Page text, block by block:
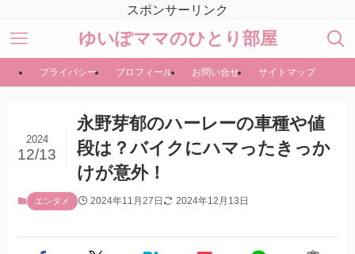
スポンサーリンク
ゆいぽママのひとり部屋
プライバシー プロフィール お問い合せ サイトマップ
永野芽郁のハーレーの車種や値
段は？バイクにハマったきっか
けが意外！
2024
12/13
エンタメ 2024年11月27日 2024年12月13日